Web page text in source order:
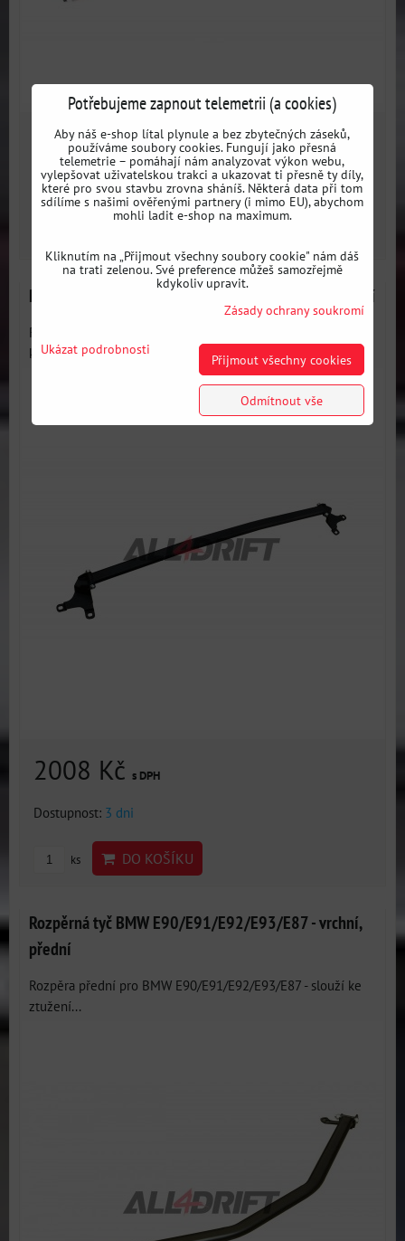
1676 Kčs DPH
Dostupnost:Skladem
Rozpěra (rozpěrná tyč) BMW E60_E61 - vrchní, přední
Rozpěra přední pro BMW E60 a E61 - slouží ke ztužení
karoserie a...
2008 Kč s DPH
Dostupnost: 3 dni
ks DO KOŠÍKU
Rozpěrná tyč BMW E90/E91/E92/E93/E87 - vrchní,
přední
Rozpěra přední pro BMW E90/E91/E92/E93/E87 - slouží ke
ztužení...
Potřebujeme zapnout telemetrii (a cookies)
Aby náš e-shop lítal plynule a bez zbytečných záseků,
používáme soubory cookies. Fungují jako přesná
telemetrie – pomáhají nám analyzovat výkon webu,
vylepšovat uživatelskou trakci a ukazovat ti přesně ty díly,
které pro svou stavbu zrovna sháníš. Některá data při tom
sdílíme s našimi ověřenými partnery (i mimo EU), abychom
mohli ladit e-shop na maximum.
Kliknutím na „Přijmout všechny soubory cookie" nám dáš
na trati zelenou. Své preference můžeš samozřejmě
kdykoliv upravit.
Zásady ochrany soukromí
Ukázat podrobnosti
Přijmout všechny cookies
Odmítnout vše